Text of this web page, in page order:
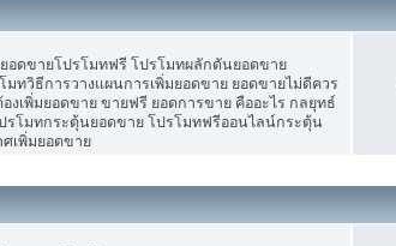
อดขายโปรโมทฟรี โปรโมทผลักดันยอดขาย
ทวิธีการวางแผนการเพิ่มยอดขาย ยอดขายไม่ดีควร
งเพิ่มยอดขาย ขายฟรี ยอดการขาย คืออะไร กลยุทธ์
รโมทกระตุ้นยอดขาย โปรโมทฟรีออนไลน์กระตุ้น
เพิ่มยอดขาย